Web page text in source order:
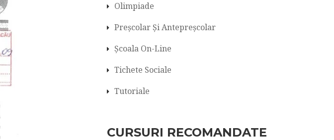
Olimpiade
Preșcolar Și Antepreșcolar
Școala On-Line
Tichete Sociale
Tutoriale
CURSURI RECOMANDATE